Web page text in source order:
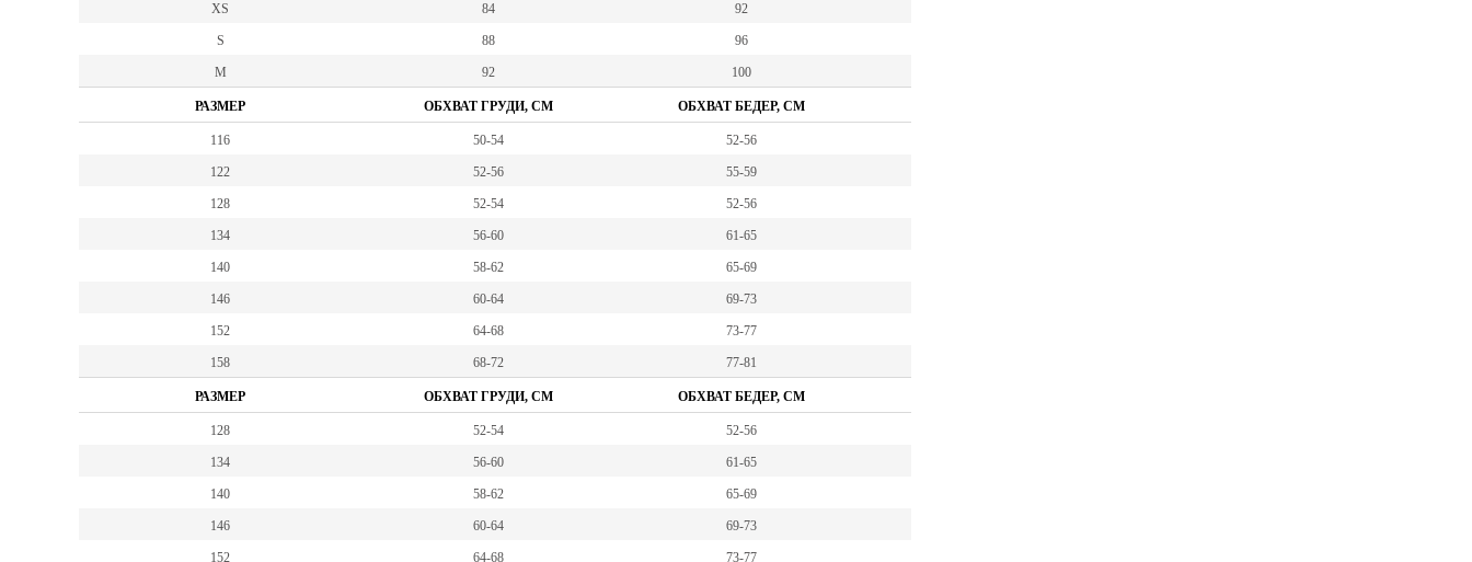
XS 84 92
S 88 96
M 92 100
РАЗМЕР ОБХВАТ ГРУДИ, СМ ОБХВАТ БЕДЕР, СМ
116 50-54 52-56
122 52-56 55-59
128 52-54 52-56
134 56-60 61-65
140 58-62 65-69
146 60-64 69-73
152 64-68 73-77
158 68-72 77-81
РАЗМЕР ОБХВАТ ГРУДИ, СМ ОБХВАТ БЕДЕР, СМ
128 52-54 52-56
134 56-60 61-65
140 58-62 65-69
146 60-64 69-73
152 64-68 73-77